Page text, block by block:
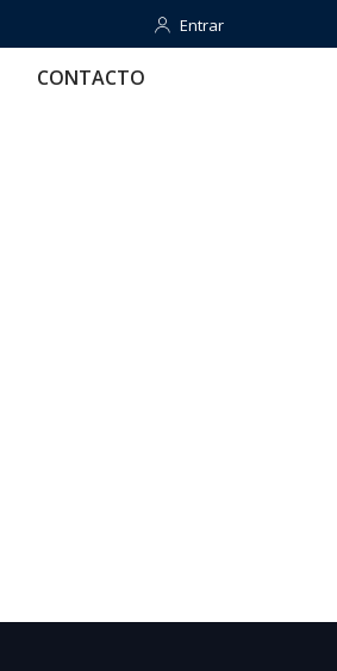
Entrar
Entrar
CONTACTO